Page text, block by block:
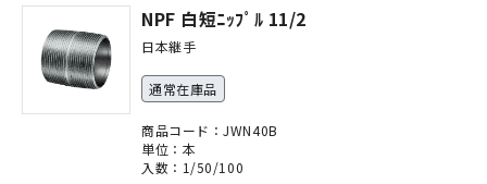
NPF 白短ﾆｯﾌﾟﾙ 11/2
日本継手
通常在庫品
商品コード：JWN40B
単位：本
入数：1/50/100